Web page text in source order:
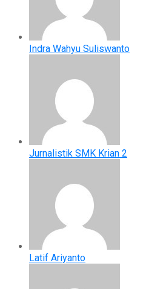
Indra Wahyu Suliswanto
Jurnalistik SMK Krian 2
Latif Ariyanto